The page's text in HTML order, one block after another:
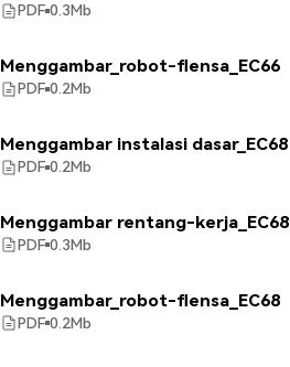
PDF 0.3Mb
Menggambar_robot-flensa_EC66
PDF 0.2Mb
Menggambar instalasi dasar_EC68
PDF 0.2Mb
Menggambar rentang-kerja_EC68
PDF 0.3Mb
Menggambar_robot-flensa_EC68
PDF 0.2Mb